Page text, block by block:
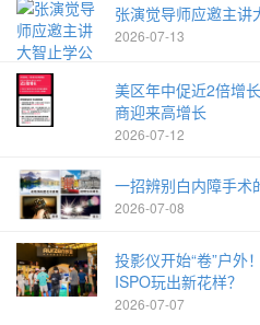
张演觉导师应邀主讲
2026-07-13
美区年中促近2倍增
商迎来高增长
2026-07-12
一招辨别白内障手术
2026-07-08
投影仪开始“卷”户外
ISPO玩出新花样？
2026-07-07